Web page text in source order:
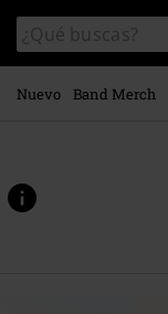
contenido
principal
Buscar
en
el
catálogo
Nuevo Band Merch